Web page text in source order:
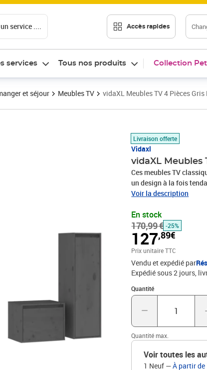
service .... Accès rapides
services Tous nos produits Collection
et séjour Meubles TV vidaXL Meubles TV 4 Pièces
Livraison offerte
Vidaxl
vidaXL Meubles
Ces meubles TV
un design à la fois
bois de pin massif, ce
collection, des bibelots,
conception. De plus,
humide. Veuillez noter :
incluses. Recherchez
n'êtes pas sûr,
chaque étape de
est requisLa livraison
TV : 30 x 30 x 100 cm (l x
Voir la description
En stock
170,99 €
Prix barré 170,99 €
-25%
127,89€
Prix 127,89€
Prix unitaire TTC
Vendu et expédié par
Expédié sous 2 jours
Quantité
Quantité : 1
Quantité max.
Voir toutes les
1 Neuf —À partir de